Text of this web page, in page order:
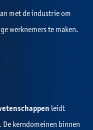
met de industrie om
werknemers te maken.
leidt
kerndomeinen binnen